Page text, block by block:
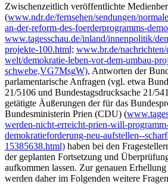
Zwischenzeitlich veröffentlichte
(www.ndr.de/fernsehen/sendungen/
an-der-reform-des-foerderprogramms-
www.tagesschau.de/inland/innenpolitik/
projekte-100.html; www.br.de/nachrichten/
welt/demokratie-leben-vor-dem-umbau-
schwebe,VG7MsgW), Antworten der
parlamentarische Anfragen (vgl. etwa
21/5106 und Bundestagsdrucksache 21/
getätigte Äußerungen der für das
Bundesministerin Prien (CDU) (
werden-nicht-erreicht-prien-will-
demokratieforderung-neu-aufstellen--
15385638.html) haben bei den
der geplanten Fortsetzung und
aufkommen lassen. Zur genauen
werden daher im Folgenden weitere